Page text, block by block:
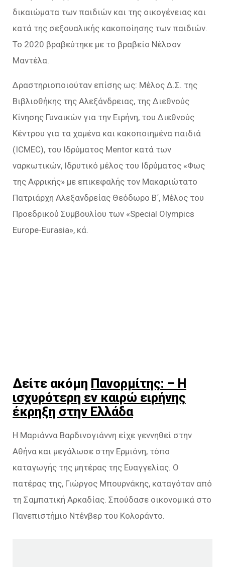
δικαιώματα των παιδιών και της οικογένειας και
κατά της σεξουαλικής κακοποίησης των παιδιών.
Το 2020 βραβεύτηκε με το βραβείο Νέλσον
Μαντέλα.
Δραστηριοποιούταν επίσης ως: Μέλος Δ.Σ. της
Βιβλιοθήκης της Αλεξάνδρειας, της Διεθνούς
Κίνησης Γυναικών για την Ειρήνη, του Διεθνούς
Κέντρου για τα χαμένα και κακοποιημένα παιδιά
(ICMEC), του Ιδρύματος Mentor κατά των
ναρκωτικών, Ιδρυτικό μέλος του Ιδρύματος «Φως
της Αφρικής» με επικεφαλής τον Μακαριώτατο
Πατριάρχη Αλεξανδρείας Θεόδωρο Β΄, Μέλος του
Προεδρικού Συμβουλίου των «Special Olympics
Europe-Eurasia», κά.
Δείτε ακόμη Πανορμίτης: – Η
ισχυρότερη εν καιρώ ειρήνης
έκρηξη στην Ελλάδα
Η Μαριάννα Βαρδινογιάννη είχε γεννηθεί στην
Αθήνα και μεγάλωσε στην Ερμιόνη, τόπο
καταγωγής της μητέρας της Ευαγγελίας. Ο
πατέρας της, Γιώργος Μπουρνάκης, καταγόταν από
τη Σαμπατική Αρκαδίας. Σπούδασε οικονομικά στο
Πανεπιστήμιο Ντένβερ του Κολοράντο.